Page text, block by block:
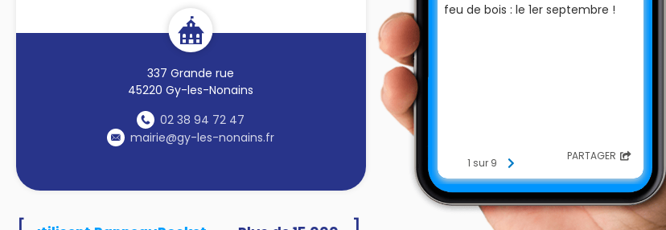
337 Grande rue
45220 Gy-les-Nonains
02 38 94 72 47
mairie@gy-les-nonains.fr
feu de bois : le 1er septembre !
1 sur 9 PARTAGER